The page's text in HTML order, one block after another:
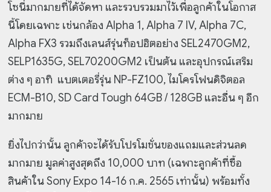
โซนี่มากมายที่ได้จัดหา และรวบรวมมาไว้เพื่อลูกค้าในโอกาส
นี้โดยเฉพาะ เช่นกล้อง Alpha 1, Alpha 7 IV, Alpha 7C,
Alpha FX3 รวมถึงเลนส์รุ่นท็อปฮิตอย่าง SEL2470GM2,
SELP1635G, SEL70200GM2 เป็นต้น และอุปกรณ์เสริม
ต่าง ๆ อาทิ แบตเตอรี่รุ่น NP-FZ100, ไมโครโฟนดิจิตอล
ECM-B10, SD Card Tough 64GB / 128GB และอื่น ๆ อีก
มากมาย
ยิ่งไปกว่านั้น ลูกค้าจะได้รับโปรโมชั่นของแถมและส่วนลด
มากมาย มูลค่าสูงสุดถึง 10,000 บาท (เฉพาะลูกค้าที่ซื้อ
สินค้าใน Sony Expo 14-16 ก.ค. 2565 เท่านั้น) พร้อมทั้ง